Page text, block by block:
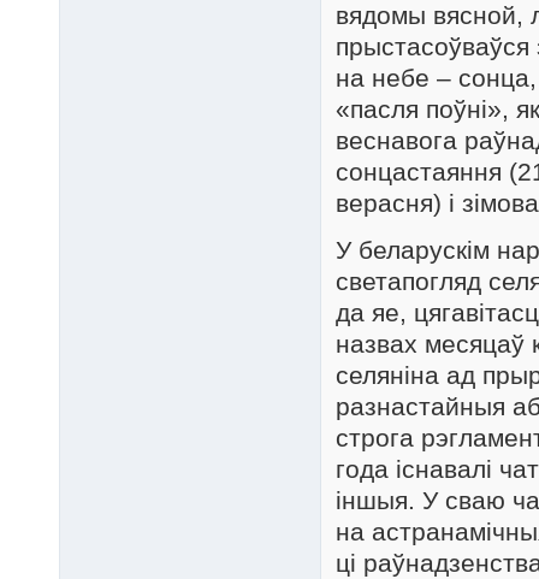
вядомы вясной,
прыстасоўваўся
на небе –
«пасля поўні»,
веснавога
сонцастаяння
верасня) і
У беларускім
светапогляд
да яе,
назвах месяцаў
селяніна ад
разнастайныя
строга
года існавалі
іншыя. У сваю
на
ці